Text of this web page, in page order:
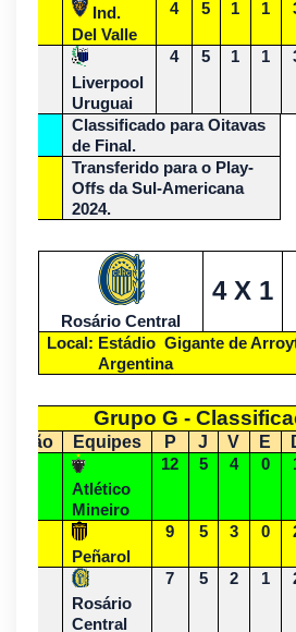
Ind.
Del Valle
4 5 1 1
Liverpool
Uruguai
4 5 1 1
Classificado para Oitavas
de Final.
Transferido para o Play-
Offs da Sul-Americana
2024.
Rosário Central
4 X 1
Local: Estádio Gigante de
Argentina
Grupo G -
Equipes P J V E
Atlético
Mineiro
12 5 4 0
Peñarol
9 5 3 0
Rosário
Central
7 5 2 1